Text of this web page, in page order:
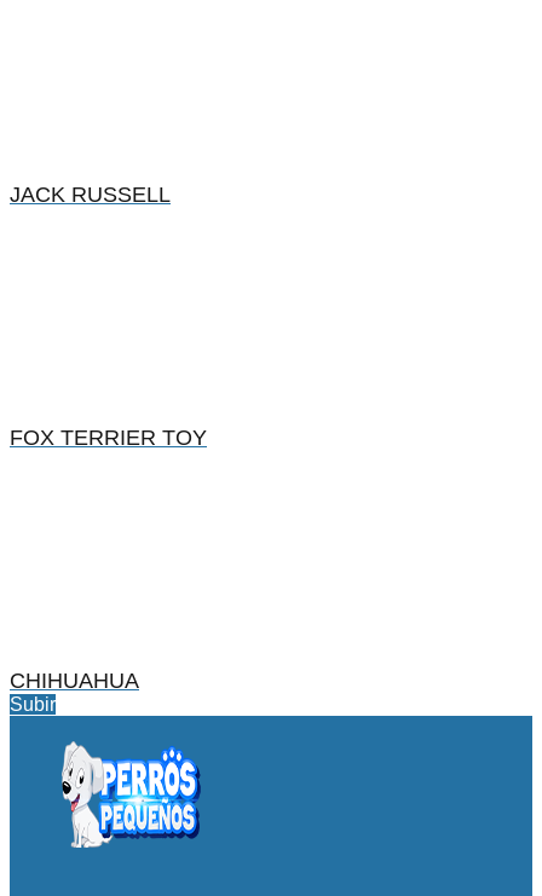
JACK RUSSELL
FOX TERRIER TOY
CHIHUAHUA
Subir